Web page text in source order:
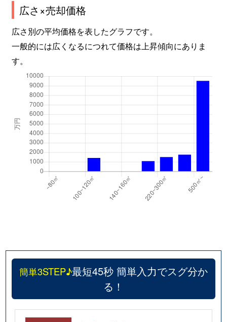
広さ×売却価格
広さ別の平均価格を表したグラフです。
一般的には広くなるにつれて価格は上昇傾向にありま
す。
簡単3STEP♪最短45秒 簡単入力でスグ分か
る！